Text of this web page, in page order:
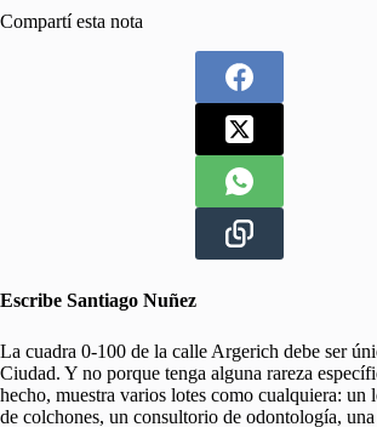
Compartí esta nota
Escribe Santiago Nuñez
La cuadra 0-100 de la calle Argerich debe ser
Ciudad. Y no porque tenga alguna rareza
hecho, muestra varios lotes como cualquiera: un
de colchones, un consultorio de odontología,